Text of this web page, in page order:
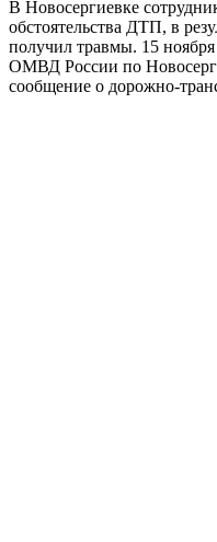
В Новосергиевке
обстоятельства ДТП, в
получил травмы. 15
ОМВД России по
сообщение о дорожно-